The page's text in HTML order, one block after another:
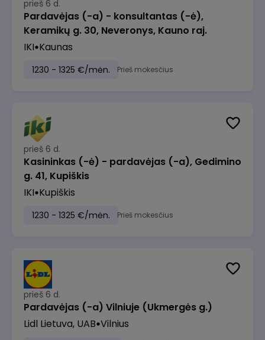
prieš 6 d.
Pardavėjas (-a) - konsultantas (-ė),
Keramikų g. 30, Neveronys, Kauno raj.
IKI Kaunas
1230 - 1325 €/mėn. Prieš mokesčius
prieš 6 d.
Kasininkas (-ė) - pardavėjas (-a), Gedimino
g. 41, Kupiškis
IKI Kupiškis
1230 - 1325 €/mėn. Prieš mokesčius
prieš 6 d.
Pardavėjas (-a) Vilniuje (Ukmergės g.)
Lidl Lietuva, UAB Vilnius